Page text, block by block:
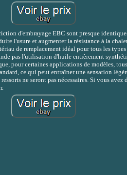
d'embrayage EBC sont presque
l'usure et augmenter la résistance à la
de remplacement idéal pour tous les
pas l'utilisation d'huile entièrement
pour certaines applications de modèles,
ce qui peut entraîner une sensation
ne seront pas nécessaires. Si vous avez